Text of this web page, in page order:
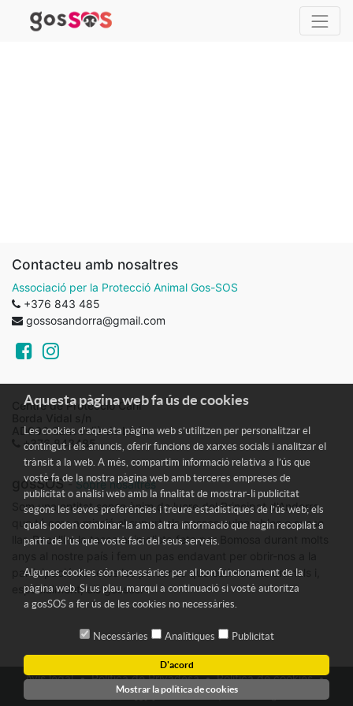
Contacteu amb nosaltres
Associació per la Protecció Animal Gos-SOS
+376 843 485
gossosandorra@gmail.com
Centre de Protecció Caní
AD600 Sant Julià de Lòria
+376 843485
gosSOS - Sobre nosaltres
Som una entitat sense ànim de lucre del Principat d'Andorra
que té com a missió el suport als gossos vulnerables o sense
llar. Recollim la tasca animalista feta per Bomosa durant molts
participació de totes les persones que estimen els animals i,
especialment, els gossos.
Avís legal Política de Privadesa Política de cookies
Desenvolupat per TdA- Tècniques d'Avantguarda
Aquesta pàgina web fa ús de cookies
Les cookies d’aquesta pàgina web s’utilitzen per personalitzar el
contingut i els anuncis, oferir funcions de xarxes socials i analitzar el
trànsit a la web. A més, compartim informació relativa a l’ús que
vostè fa de la nostra pàgina web amb terceres empreses de
publicitat o anàlisi web amb la finalitat de mostrar-li publicitat
segons les seves preferències i treure estadístiques de l’ús web; els
quals poden combinar-la amb altra informació que hagin recopilat a
partir de l’ús que vostè faci del seus serveis.
Algunes cookies són necessàries per al bon funcionament de la
pàgina web. Si us plau, marqui a continuació si vostè autoritza
a gosSOS a fer ús de les cookies no necessàries.
Necessàries Analítiques Publicitat
D'acord
Mostrar la política de cookies